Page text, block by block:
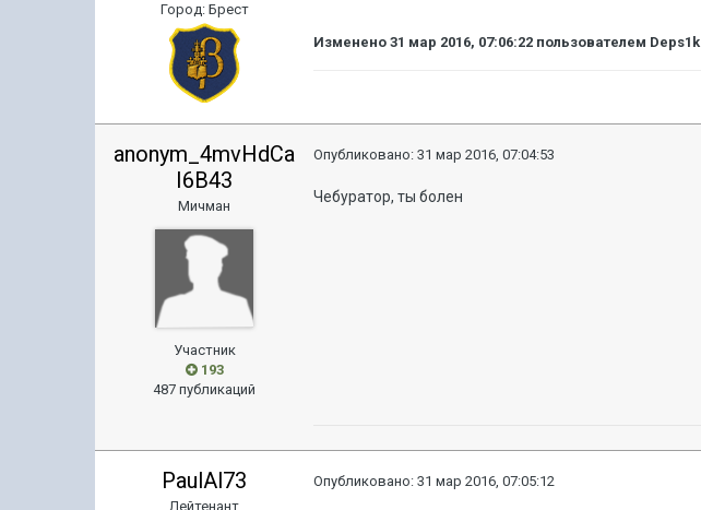
Город: Брест
Изменено31 мар 2016, 07:06:22 пользователем Deps1k
anonym_4mvHdCa
I6B43
Мичман
Участник
193
487 публикаций
Опубликовано:31 мар 2016, 07:04:53
Чебуратор, ты болен
PaulAl73
Лейтенант
Опубликовано:31 мар 2016, 07:05:12